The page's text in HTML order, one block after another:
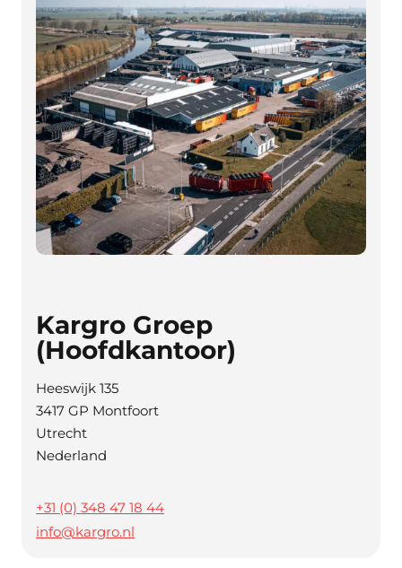
Kargro Groep
(hoofdkantoor)
Heeswijk 135
3417 GP Montfoort
Utrecht
Nederland
+31 (0) 348 47 18 44
info@kargro.nl